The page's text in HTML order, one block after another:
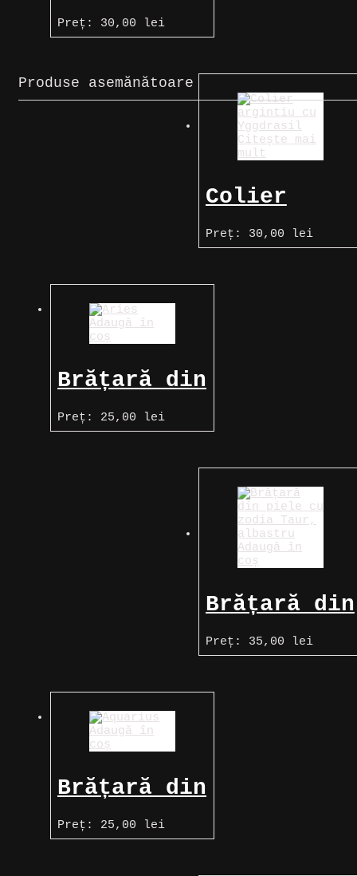
argintii cu
Yggdrasil
Preț: 30,00 lei
Citește mai
mult
Colier
argintiu cu
Yggdrasil
Preț: 30,00 lei
Produse asemănătoare
Adaugă în
coș
Brățară din
piele cu
zodia
Preț: 25,00 lei
Adaugă în
coș
Brățară din
piele cu
zodia Taur,
albastru
Preț: 35,00 lei
Adaugă în
coș
Brățară din
piele cu
zodia
Preț: 25,00 lei